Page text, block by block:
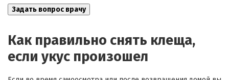
Как правильно снять клеща,
если укус произошел